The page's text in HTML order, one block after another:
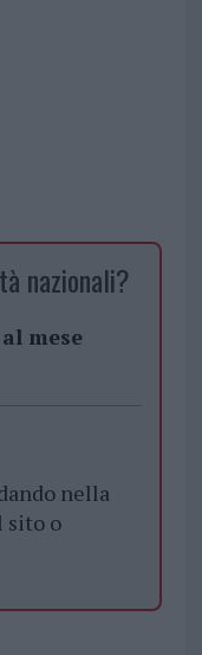
nazionali?
mese
nella
sito o